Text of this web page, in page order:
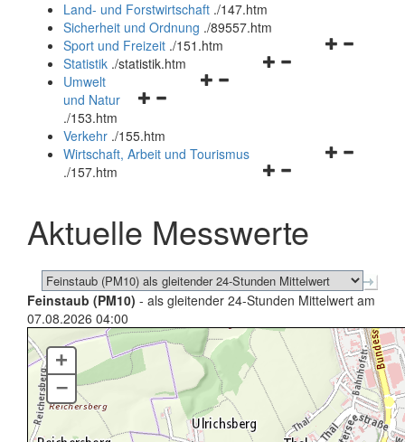
und
schließen
Land- und Forstwirtschaft ./147.htm
Sicherheit und Ordnung ./89557.htm
Navigationsmenü
Sport und Freizeit ./151.htm
Navigationsmenü
Statistik ./statistik.htm
Navigationsmenü
und
schließen
Umwelt
und Natur
./153.htm
Verkehr ./155.htm
Navigationsmenü
schließen
Wirtschaft, Arbeit und Tourismus
./157.htm
Aktuelle Messwerte
Feinstaub (PM10) - als gleitender 24-Stunden Mittelwert am
07.08.2026 04:00
+
–